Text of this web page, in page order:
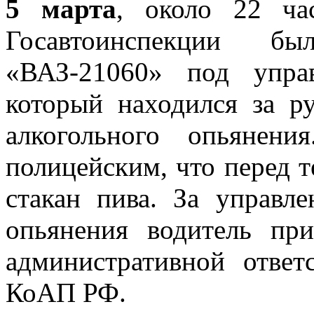
5 марта, около 22
Госавтоинспекции
«ВАЗ-21060» под
который находился за
алкогольного
полицейским, что перед
стакан пива. За
опьянения водитель
административной
КоАП РФ.